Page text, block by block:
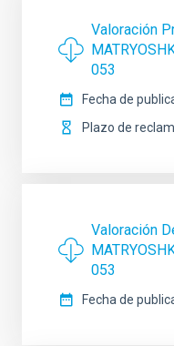
Valoración
053
Fecha de
Plazo de
Valoración
053
Fecha de